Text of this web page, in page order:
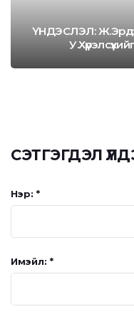
ҮНДЭСЛЭЛ:
СЭТГЭГДЭЛ
Нэр: *
Имэйл: *